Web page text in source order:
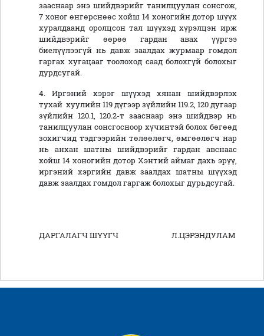
зааснаар энэ шийдвэрийг танилцуулан сонсгож,
7 хоног өнгөрснөөс хойш 14 хоногийн дотор шүүх
хуралдаанд оролцсон тал шүүхэд хүрэлцэн ирж
шийдвэрийг өөрөө гардан авах үүргээ
биелүүлээгүй нь давж заалдах журмаар гомдол
гаргах хугацааг тоолоход саад болохгүй болохыг
дурдсугай.
4. Иргэний хэрэг шүүхэд хянан шийдвэрлэх
тухай хуулийн 119 дүгээр зүйлийн 119.2, 120 дугаар
зүйлийн 120.1, 120.2-т зааснаар энэ шийдвэр нь
танилцуулан сонсгосноор хүчинтэй болох бөгөөд
зохигчид тэдгээрийн төлөөлөгч, өмгөөлөгч нар
нь анхан шатны шийдвэрийг гардан авснаас
хойш 14 хоногийн дотор Хэнтий аймаг дахь эрүү,
иргэний хэргийн давж заалдах шатны шүүхэд
давж заалдах гомдол гаргаж болохыг дурьдсугай.
ДАРГАЛАГЧ ШҮҮГЧ Л.ЦЭРЭНДУЛАМ